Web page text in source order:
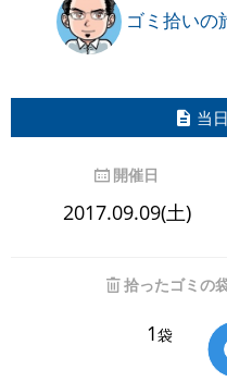
ゴミ拾い
当
開催日
2017.09.09(土)
拾ったゴミの
1袋